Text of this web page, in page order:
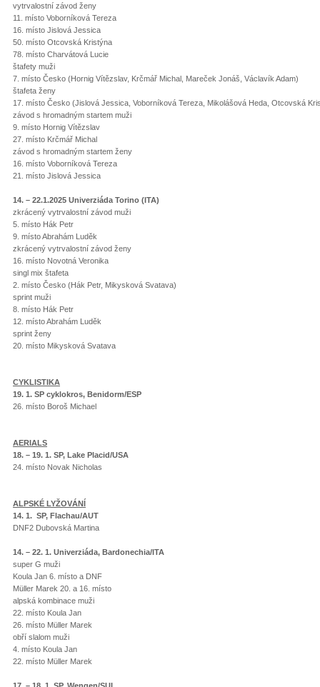
vytrvalostní závod ženy
11. místo Voborníková Tereza
16. místo Jislová Jessica
50. místo Otcovská Kristýna
78. místo Charvátová Lucie
štafety muži
7. místo Česko (Hornig Vítězslav, Krčmář Michal, Mareček Jonáš, Václavík Adam)
štafeta ženy
17. místo Česko (Jislová Jessica, Voborníková Tereza, Mikolášová Heda, Otcovská
závod s hromadným startem muži
9. místo Hornig Vítězslav
27. místo Krčmář Michal
závod s hromadným startem ženy
16. místo Voborníková Tereza
21. místo Jislová Jessica
14. – 22.1.2025 Univerziáda Torino (ITA)
zkrácený vytrvalostní závod muži
5. místo Hák Petr
9. místo Abrahám Luděk
zkrácený vytrvalostní závod ženy
16. místo Novotná Veronika
singl mix štafeta
2. místo Česko (Hák Petr, Mikysková Svatava)
sprint muži
8. místo Hák Petr
12. místo Abrahám Luděk
sprint ženy
20. místo Mikysková Svatava
CYKLISTIKA
19. 1. SP cyklokros, Benidorm/ESP
26. místo Boroš Michael
AERIALS
18. – 19. 1. SP, Lake Placid/USA
24. místo Novak Nicholas
ALPSKÉ LYŽOVÁNÍ
14. 1. SP, Flachau/AUT
DNF2 Dubovská Martina
14. – 22. 1. Univerziáda, Bardonechia/ITA
super G muži
Koula Jan 6. místo a DNF
Müller Marek 20. a 16. místo
alpská kombinace muži
22. místo Koula Jan
26. místo Müller Marek
obří slalom muži
4. místo Koula Jan
22. místo Müller Marek